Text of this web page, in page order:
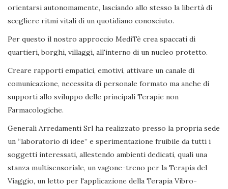
orientarsi autonomamente, lasciando allo stesso la libertà di
scegliere ritmi vitali di un quotidiano conosciuto.
Per questo il nostro approccio MediTè crea spaccati di
quartieri, borghi, villaggi, all'interno di un nucleo protetto.
Creare rapporti empatici, emotivi, attivare un canale di
comunicazione, necessita di personale formato ma anche di
supporti allo sviluppo delle principali Terapie non
Farmacologiche.
Generali Arredamenti Srl ha realizzato presso la propria sede
un “laboratorio di idee” e sperimentazione fruibile da tutti i
soggetti interessati, allestendo ambienti dedicati, quali una
stanza multisensoriale, un vagone-treno per la Terapia del
Viaggio, un letto per l'applicazione della Terapia Vibro-